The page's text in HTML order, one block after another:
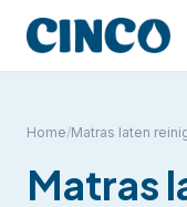
Home/Matras laten
Matras